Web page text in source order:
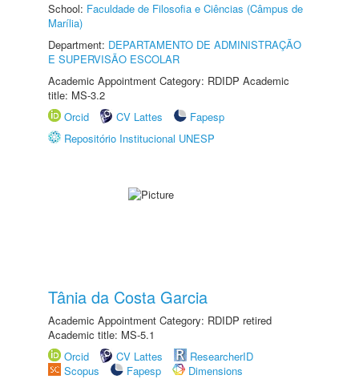
School: Faculdade de Filosofia e Ciências (Câmpus de
Marília)
Department: DEPARTAMENTO DE ADMINISTRAÇÃO
E SUPERVISÃO ESCOLAR
Academic Appointment Category: RDIDP Academic
title: MS-3.2
Orcid
CV Lattes
Fapesp
Repositório Institucional UNESP
Tânia da Costa Garcia
Academic Appointment Category: RDIDP retired
Academic title: MS-5.1
Orcid
CV Lattes
ResearcherID
Scopus
Fapesp
Dimensions